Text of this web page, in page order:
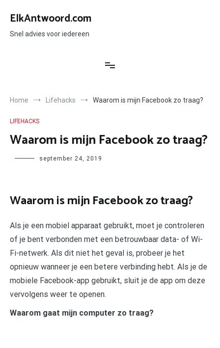
naar
inhoud
ElkAntwoord.com
Snel advies voor iedereen
Home Lifehacks Waarom is mijn Facebook zo traag?
LIFEHACKS
Waarom is mijn Facebook zo traag?
Author september 24, 2019
Waarom is mijn Facebook zo traag?
Als je een mobiel apparaat gebruikt, moet je controleren
of je bent verbonden met een betrouwbaar data- of Wi-
Fi-netwerk. Als dit niet het geval is, probeer je het
opnieuw wanneer je een betere verbinding hebt. Als je de
mobiele Facebook-app gebruikt, sluit je de app om deze
vervolgens weer te openen.
Waarom gaat mijn computer zo traag?